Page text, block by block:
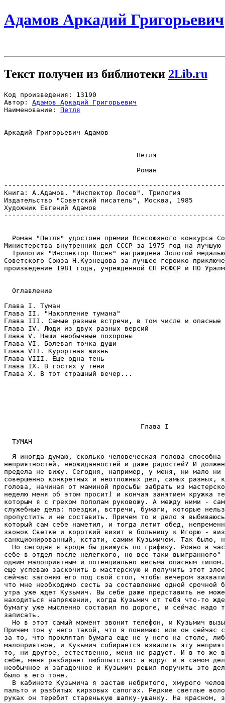
Адамов Аркадий Григорьевич
Текст получен из библиотеки 2Lib.ru
Код произведения: 13190
Автор: Адамов Аркадий Григорьевич
Наименование: Петля